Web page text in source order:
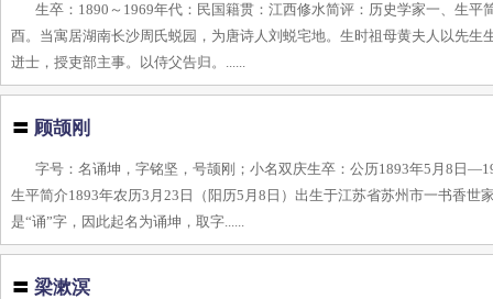
生卒：1890～1969年代：民国籍贯：江西修水简评：历史学家一、生
酉。当寓居湖南长沙周氏蜕园，为唐诗人刘蜕宅地。生时祖母黄夫人以先
迸士，授吏部主事。以侍父告归。......
〓 顾颉刚
字号：名诵坤，字铭坚，号颉刚；小名双庆生卒：公历1893年5月8日
生平简介1893年农历3月23日（阳历5月8日）出生于江苏省苏州市一书香
是“诵”字，因此起名为诵坤，取字......
〓梁漱溟